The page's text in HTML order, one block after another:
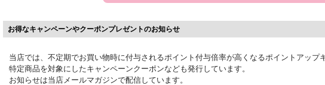
お得なキャンペーンやクーポンプレゼントのお知らせ
当店では、不定期でお買い物時に付与されるポイント付与倍率が高くなるポイントアップ
特定商品を対象にしたキャンペーンクーポンなども発行しています。
お知らせは当店メールマガジンで配信しています。